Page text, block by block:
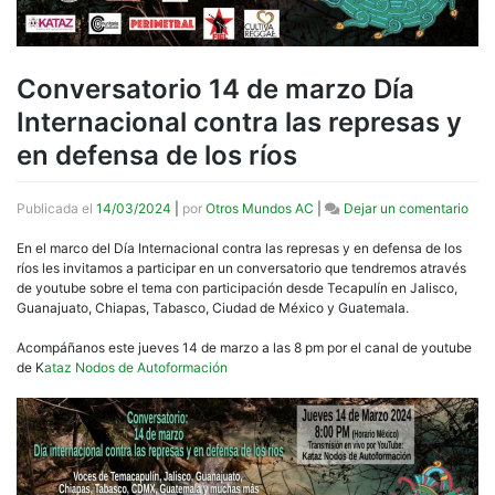
Conversatorio 14 de marzo Día
Internacional contra las represas y
en defensa de los ríos
Publicada el 14/03/2024 por Otros Mundos AC Dejar un comentarioen
y
en
de
los
En el marco del Día Internacional contra las represas y en defensa de los
ríos les invitamos a participar en un conversatorio que tendremos através
de youtube sobre el tema con participación desde Tecapulín en Jalisco,
Guanajuato, Chiapas, Tabasco, Ciudad de México y Guatemala.
Acompáñanos este jueves 14 de marzo a las 8 pm por el canal de youtube
de Kataz Nodos de Autoformación